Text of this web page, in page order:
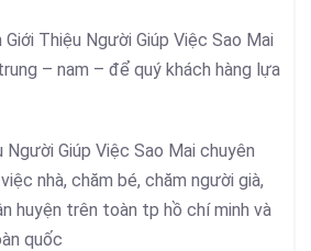
Giới Thiệu Người Giúp Việc Sao Mai
– nam – để quý khách hàng lựa
Người Giúp Việc Sao Mai chuyên
nhà, chăm bé, chăm người già,
huyện trên toàn tp hồ chí minh và
quốc